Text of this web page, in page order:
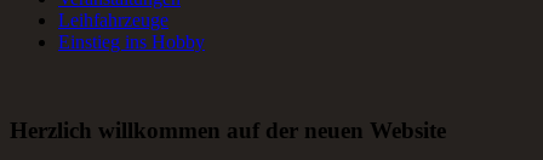
Leihfahrzeuge
Einstieg ins Hobby
Herzlich willkommen auf der neuen Website